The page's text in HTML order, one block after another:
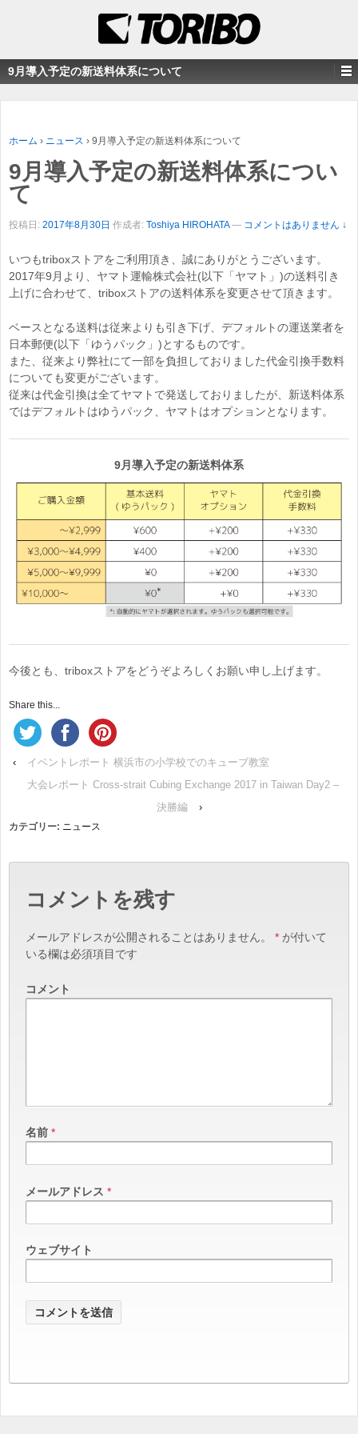
9月導入予定の新送料体系について
ホーム › ニュース › 9月導入予定の新送料体系について
9月導入予定の新送料体系につい
て
投稿日: 2017年8月30日 作成者: Toshiya HIROHATA — コメントはありません ↓
いつもtriboxストアをご利用頂き、誠にありがとうございます。
2017年9月より、ヤマト運輸株式会社(以下「ヤマト」)の送料引き
上げに合わせて、triboxストアの送料体系を変更させて頂きます。
ベースとなる送料は従来よりも引き下げ、デフォルトの運送業者を
日本郵便(以下「ゆうパック」)とするものです。
また、従来より弊社にて一部を負担しておりました代金引換手数料
についても変更がございます。
従来は代金引換は全てヤマトで発送しておりましたが、新送料体系
ではデフォルトはゆうパック、ヤマトはオプションとなります。
9月導入予定の新送料体系
今後とも、triboxストアをどうぞよろしくお願い申し上げます。
Share this...
‹
イベントレポート 横浜市の小学校でのキューブ教室
大会レポート Cross-strait Cubing Exchange 2017 in Taiwan Day2 –
決勝編
›
カテゴリー: ニュース
コメントを残す
メールアドレスが公開されることはありません。 * が付いて
いる欄は必須項目です
コメント
名前 *
メールアドレス *
ウェブサイト